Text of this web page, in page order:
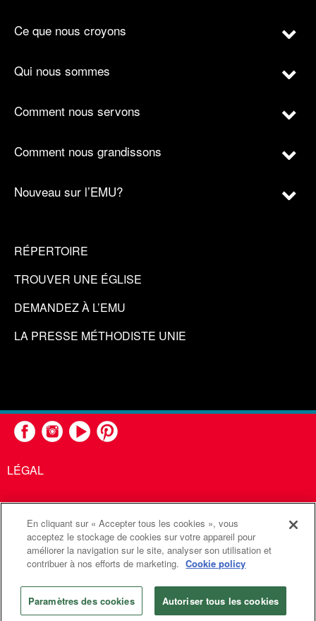
Ce que nous croyons
Qui nous sommes
Comment nous servons
Comment nous grandissons
Nouveau sur l’EMU?
RÉPERTOIRE
TROUVER UNE ÉGLISE
DEMANDEZ À L’EMU
LA PRESSE MÉTHODISTE UNIE
LÉGAL
United Methodist Communications est une agence de l'Église
Méthodiste Unie
Communications Méthodistes Unies. Tous droits
réservés
En cliquant sur « Accepter tous les cookies », vous
acceptez le stockage de cookies sur votre appareil pour
améliorer la navigation sur le site, analyser son utilisation et
contribuer à nos efforts de marketing. Cookie policy
Paramètres des cookies Autoriser tous les cookies